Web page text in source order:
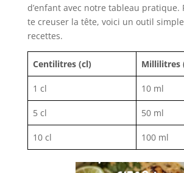
d’enfant avec notre tableau pratique.
te creuser la tête, voici un outil
recettes.
Centilitres (cl) Millilitres
1 cl 10 ml
5 cl 50 ml
10 cl 100 ml